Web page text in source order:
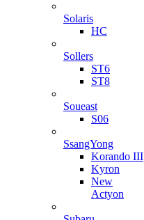
Solaris
HC
Sollers
ST6
ST8
Soueast
S06
SsangYong
Korando III
Kyron
New
Actyon